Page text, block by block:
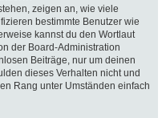
zeigen an, wie viele
bestimmte Benutzer wie
kannst du den Wortlaut
der Board-Administration
Beiträge, nur um deinen
dieses Verhalten nicht und
Rang unter Umständen einfach